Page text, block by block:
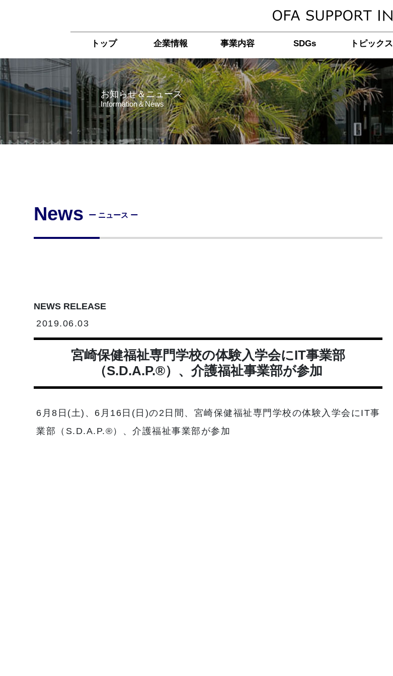
お知らせ＆ニュース
Information＆News
トップ 企業情報 事業内容 SDGs トピックス
News ー ニュース ー
NEWS RELEASE
2019.06.03
宮崎保健福祉専門学校の体験入学会にIT事業部
（S.D.A.P.®）、介護福祉事業部が参加
6月8日(土)、6月16日(日)の2日間、宮崎保健福祉専門学校の体験入学会にIT事
業部（S.D.A.P.®）、介護福祉事業部が参加